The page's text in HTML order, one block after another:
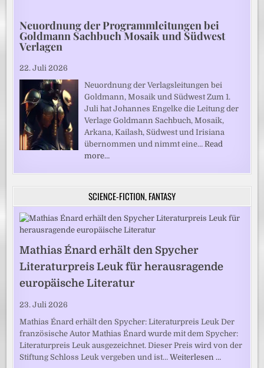
Neuordnung der Programmleitungen bei
Goldmann Sachbuch Mosaik und Südwest
Verlagen
22. Juli 2026
Neuordnung der Verlagsleitungen bei
Goldmann, Mosaik und Südwest Zum 1.
Juli hat Johannes Engelke die Leitung der
Verlage Goldmann Sachbuch, Mosaik,
Arkana, Kailash, Südwest und Irisiana
übernommen und nimmt eine…Read
more…
SCIENCE-FICTION, FANTASY
Mathias Énard erhält den Spycher
Literaturpreis Leuk für herausragende
europäische Literatur
23. Juli 2026
Mathias Énard erhält den Spycher: Literaturpreis Leuk Der
französische Autor Mathias Énard wurde mit dem Spycher:
Literaturpreis Leuk ausgezeichnet. Dieser Preis wird von der
Stiftung Schloss Leuk vergeben und ist…Weiterlesen …